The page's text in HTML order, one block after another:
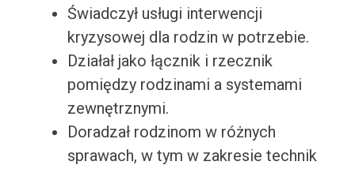
Świadczył usługi interwencji
kryzysowej dla rodzin w potrzebie.
Działał jako łącznik i rzecznik
pomiędzy rodzinami a systemami
zewnętrznymi.
Doradzał rodzinom w różnych
sprawach, w tym w zakresie technik